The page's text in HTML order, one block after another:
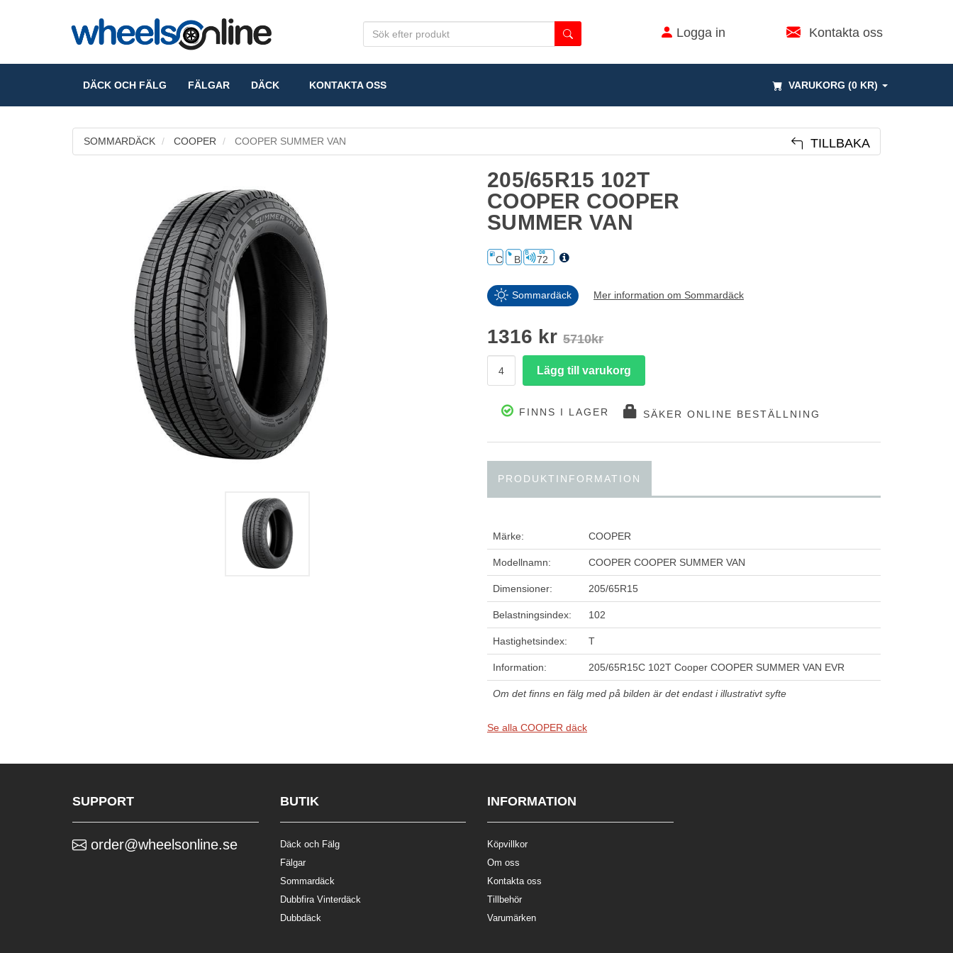
Logga in Kontakta oss
VARUKORG (0 KR)
DÄCK OCH FÄLG FÄLGAR DÄCK KONTAKTA OSS
SOMMARDÄCK COOPER COOPER SUMMER VAN TILLBAKA
205/65R15 102T
COOPER COOPER
SUMMER VAN
C B 72
Sommardäck Mer information om Sommardäck
1316 kr 5710kr
FINNS I LAGER SÄKER ONLINE BESTÄLLNING
PRODUKTINFORMATION
Märke: COOPER
Modellnamn: COOPER COOPER SUMMER VAN
Dimensioner: 205/65R15
Belastningsindex: 102
Hastighetsindex: T
Information: 205/65R15C 102T Cooper COOPER SUMMER VAN EVR
Om det finns en fälg med på bilden är det endast i illustrativt syfte
Se alla COOPER däck
SUPPORT
order@wheelsonline.se
BUTIK
Däck och Fälg
Fälgar
Sommardäck
Dubbfira Vinterdäck
Dubbdäck
INFORMATION
Köpvillkor
Om oss
Kontakta oss
Tillbehör
Varumärken